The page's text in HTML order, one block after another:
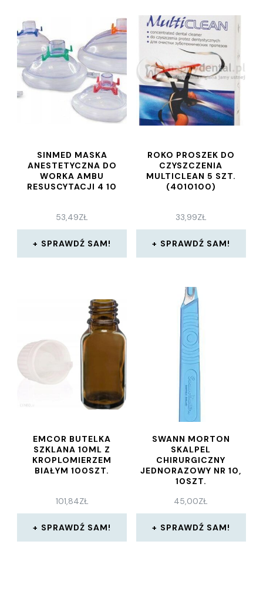
SINMED MASKA
ANESTETYCZNA DO
WORKA AMBU
RESUSCYTACJI 4 10
53,49ZŁ
SPRAWDŹ SAM!
ROKO PROSZEK DO
CZYSZCZENIA
MULTICLEAN 5 SZT.
(4010100)
33,99ZŁ
SPRAWDŹ SAM!
EMCOR BUTELKA
SZKLANA 10ML Z
KROPLOMIERZEM
BIAŁYM 100SZT.
101,84ZŁ
SPRAWDŹ SAM!
SWANN MORTON
SKALPEL
CHIRURGICZNY
JEDNORAZOWY NR 10,
10SZT.
45,00ZŁ
SPRAWDŹ SAM!